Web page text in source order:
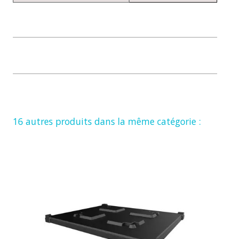
16 autres produits dans la même catégorie :